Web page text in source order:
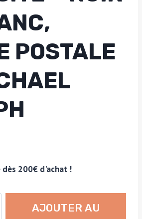
POSTALE
200€ d'achat !
AJOUTER AU